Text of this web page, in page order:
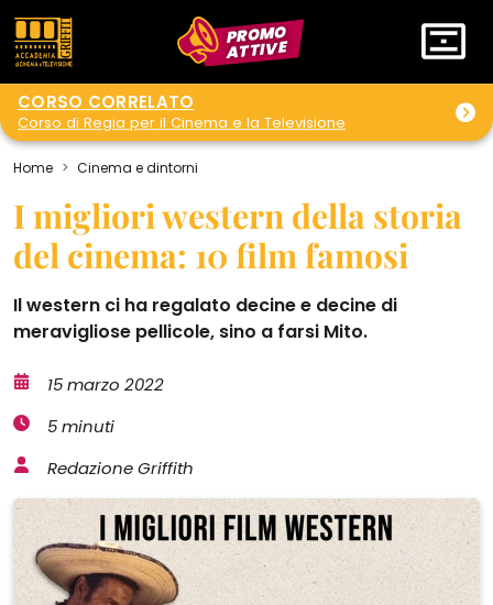
PROMO
ATTIVE
CORSO CORRELATO
Corso di Regia per il Cinema e la Televisione
Home Cinema e dintorni
I migliori western della storia
del cinema: 10 film famosi
Il western ci ha regalato decine e decine di
meravigliose pellicole, sino a farsi Mito.
15 marzo 2022
5 minuti
Redazione Griffith